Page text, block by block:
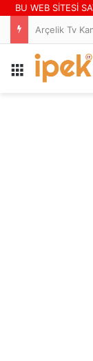
BU WEB SİTESİ
Arçelik Tv
Menü